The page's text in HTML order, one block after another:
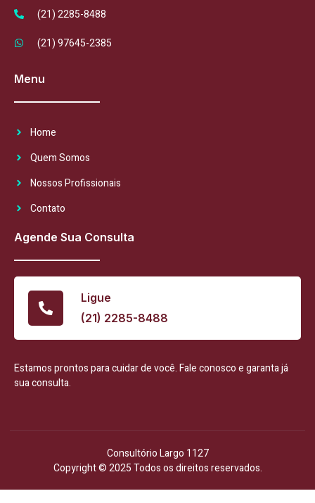
(21) 2285-8488
(21) 97645-2385
Menu
Home
Quem Somos
Nossos Profissionais
Contato
Agende Sua Consulta
Ligue
(21) 2285-8488
Estamos prontos para cuidar de você. Fale conosco e garanta já
sua consulta.
Consultório Largo 1127
Copyright © 2025 Todos os direitos reservados.